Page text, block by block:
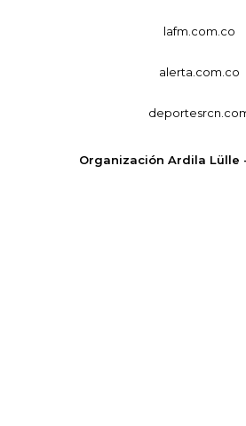
lafm.com.co
alerta.com.co
Organización Ardila Lülle